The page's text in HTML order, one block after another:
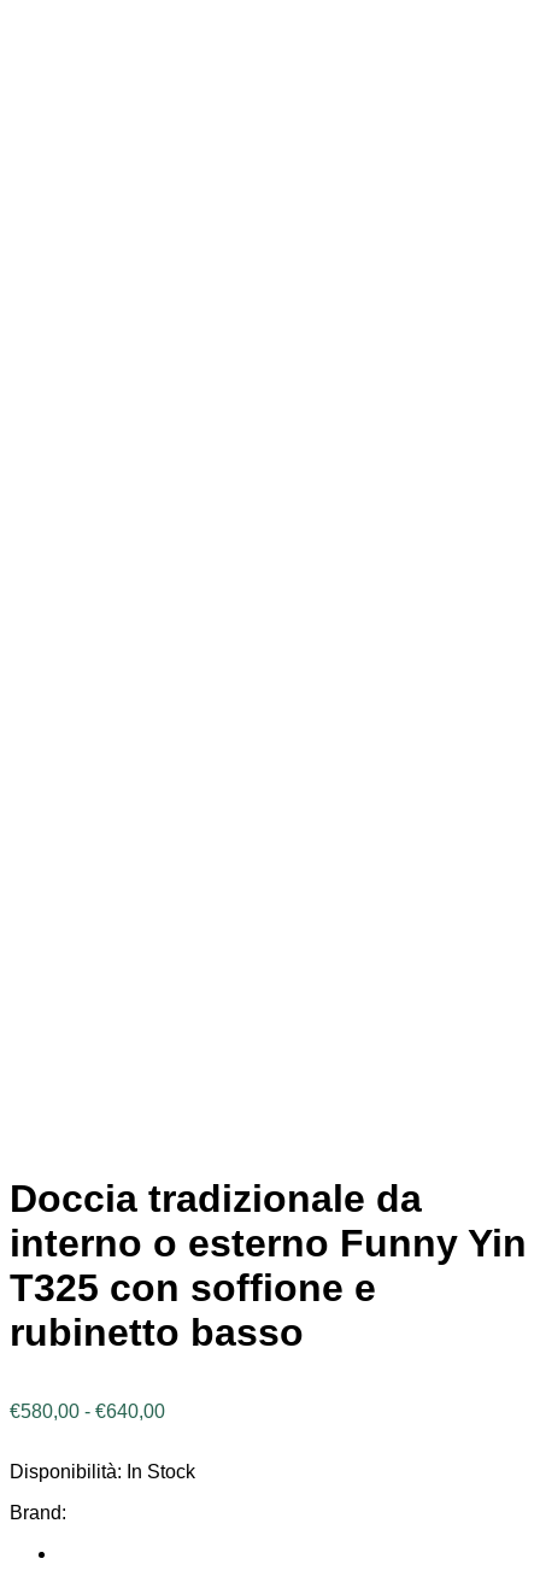
Doccia tradizionale da
interno o esterno Funny Yin
T325 con soffione e
rubinetto basso
€580,00 - €640,00Fascia
da
Disponibilità: In Stock
Brand: